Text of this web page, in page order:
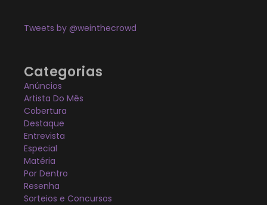
Tweets by @weinthecrowd
Categorias
Anúncios
Artista Do Mês
Cobertura
Destaque
Entrevista
Especial
Matéria
Por Dentro
Resenha
Sorteios e Concursos